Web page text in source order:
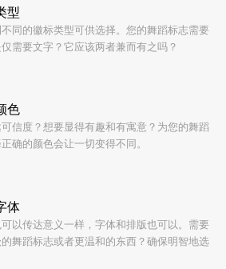
型
同的徽标类型可供选择。您的舞蹈标志需要
需要文字？它应该两者兼而有之吗？
色
信度？想要显得有趣和有寓意？为您的舞蹈
确的颜色会让一切变得不同。
体
以传达意义一样，字体和排版也可以。需要
舞蹈标志或者更温和的东西？确保明智地选